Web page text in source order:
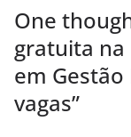
One
gratuita na
em
vagas”